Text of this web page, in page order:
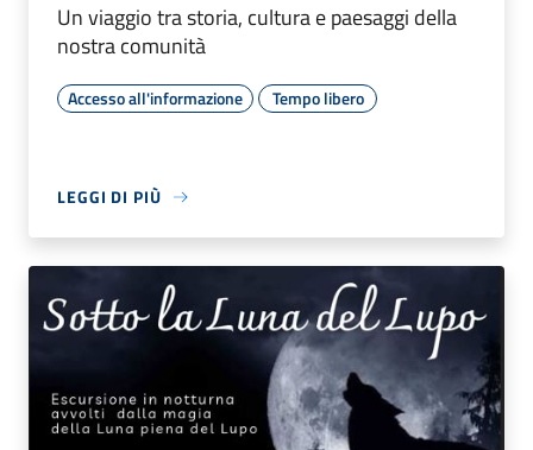
Un viaggio tra storia, cultura e paesaggi della
nostra comunità
Accesso all'informazione Tempo libero
LEGGI DI PIÙ